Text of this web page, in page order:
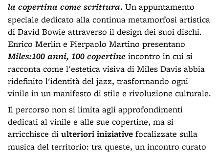
la copertina come scrittura. Un appuntamento
speciale dedicato alla continua metamorfosi artistica
di David Bowie attraverso il design dei suoi dischi.
Enrico Merlin e Pierpaolo Martino presentano
Miles:100 anni, 100 copertine incontro in cui si
racconta come l'estetica visiva di Miles Davis abbia
ridefinito l'identità del jazz, trasformando ogni
vinile in un manifesto di stile e rivoluzione culturale.
Il percorso non si limita agli approfondimenti
dedicati al vinile e alle sue copertine, ma si
arricchisce di ulteriori iniziative focalizzate sulla
musica del territorio: tra queste, un incontro curato